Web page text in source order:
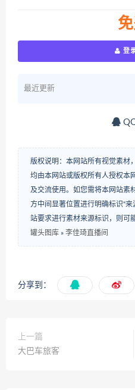
登
最近更新
版权说明：本网站所有视觉素材
均由本网站或版权所有人授权本
及交流使用。如您需将本网站素
方中间显著位置进行明确标识“
站要求进行素材来源标识，则可
罐头图库 » 李佳琦直播间
分享到：
上一篇
大巴车旅客